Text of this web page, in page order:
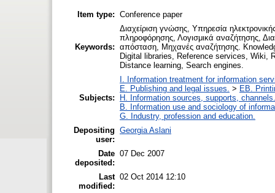
Item type: Conference paper
Keywords:
Διαχείριση γνώσης, Υπηρεσία
πληροφόρησης, Λογισμικά αναζήτησης,
απόσταση, Μηχανές αναζήτησης.
Digital libraries, Reference services, Wiki,
Distance learning, Search engines.
Subjects:
I. Information treatment for information
E. Publishing and legal issues. > EB.
H. Information sources, supports, channels.
B. Information use and sociology of
G. Industry, profession and education.
Depositing
user:
Georgia Aslani
Date
deposited:
07 Dec 2007
Last
modified:
02 Oct 2014 12:10